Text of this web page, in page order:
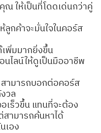
ณ ให้เป็นที่โดดเด่นกว่าคู่
ลูกค้าจะมั่นใจในคอร์ส
เพิ่มมากยิ่งขึ้น
ไลน์ให้ดูเป็นมืออาชีพ
สามารถบอกต่อคอร์ส
วล
เร็วขึ้น แทนที่จะต้อง
ามารถค้นหาได้
เอง